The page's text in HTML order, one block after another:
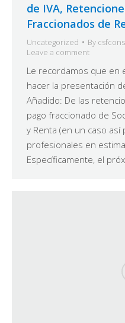
de IVA,
Fraccionados de
Uncategorized By
Leave a comment
Le recordamos que en
hacer la presentación
Añadido: De las
pago fraccionado de
y Renta (en un caso
profesionales en
Específicamente, el